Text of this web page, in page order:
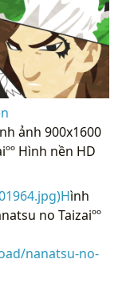
ảnh 900x1600
Hình nền HD
ình
no Taizaiºº
nanatsu-no-